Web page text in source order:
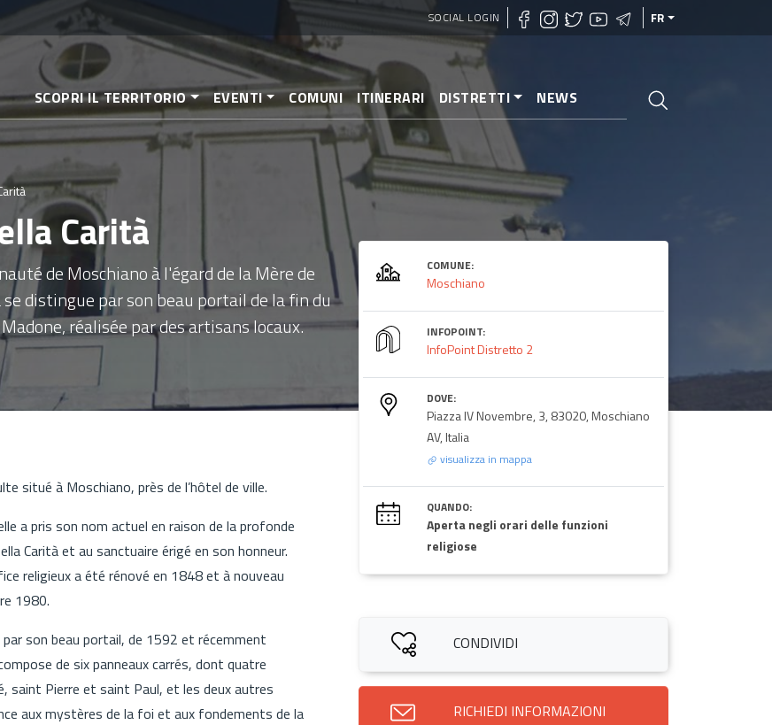
au
contenu
principal
SOCIAL LOGIN FR
SCOPRI IL TERRITORIO EVENTI COMUNI ITINERARI DISTRETTI NEWS
Carità
de Moschiano à l'égard de la Mère de
distingue par son beau portail de la fin du
réalisée par des artisans locaux.
situé à Moschiano, près de l’hôtel de ville.
a pris son nom actuel en raison de la profonde
Carità et au sanctuaire érigé en son honneur.
religieux a été rénové en 1848 et à nouveau
1980.
son beau portail, de 1592 et récemment
de six panneaux carrés, dont quatre
saint Pierre et saint Paul, et les deux autres
aux mystères de la foi et aux fondements de la
COMUNE:
Moschiano
INFOPOINT:
InfoPoint Distretto 2
DOVE:
Piazza IV Novembre, 3, 83020, Moschiano
AV, Italia
visualizza in mappa
QUANDO:
Aperta negli orari delle funzioni
religiose
CONDIVIDI
RICHIEDI INFORMAZIONI